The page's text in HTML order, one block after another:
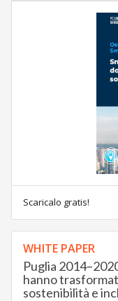
Scaricalo gratis!
WHITE PAPER
Puglia
hanno
sostenibilità e